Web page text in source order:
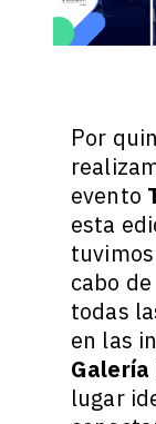
Por
evento
esta
cabo
todas
en las
Galería
lugar